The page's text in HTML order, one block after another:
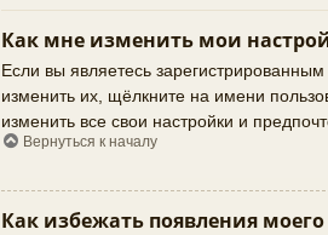
Как мне изменить мои
Если вы являетесь
изменить их, щёлкните на имени
изменить все свои настройки и
Вернуться к началу
Как избежать появления